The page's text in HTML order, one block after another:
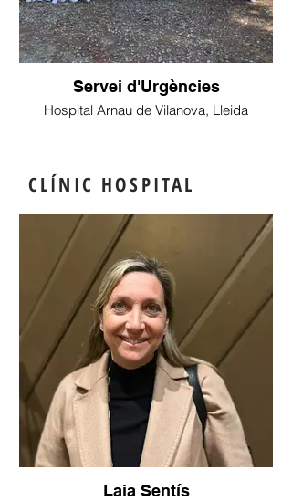
Servei d'Urgències
Hospital Arnau de Vilanova, Lleida
CLÍNIC HOSPITAL
Laia Sentís